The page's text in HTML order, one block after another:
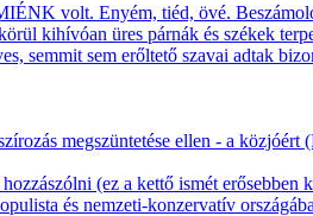
volt. Enyém, tiéd, övé.
kihívóan üres párnák és székek
semmit sem erőltető szavai adtak
megszüntetése ellen - a közjóért
(ez a kettő ismét
és nemzeti-konzervatív